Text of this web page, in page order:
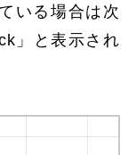
いる場合は次
」と表示され